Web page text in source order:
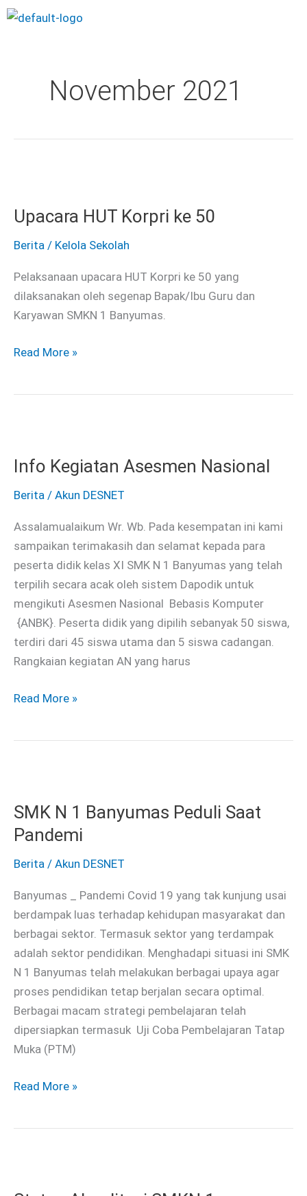
Skip
November 2021
Upacara HUT Korpri ke 50
Berita / Kelola Sekolah
Pelaksanaan upacara HUT Korpri ke 50 yang
dilaksanakan oleh segenap Bapak/Ibu Guru dan
Karyawan SMKN 1 Banyumas.
Korpri
Read More »
Info Kegiatan Asesmen Nasional
Berita / Akun DESNET
Assalamualaikum Wr. Wb. Pada kesempatan ini kami
sampaikan terimakasih dan selamat kepada para
peserta didik kelas XI SMK N 1 Banyumas yang telah
terpilih secara acak oleh sistem Dapodik untuk
mengikuti Asesmen Nasional Bebasis Komputer
{ANBK}. Peserta didik yang dipilih sebanyak 50 siswa,
terdiri dari 45 siswa utama dan 5 siswa cadangan.
Rangkaian kegiatan AN yang harus
Asesmen
Read More »
SMK N 1 Banyumas Peduli Saat
Pandemi
Berita / Akun DESNET
Banyumas _ Pandemi Covid 19 yang tak kunjung usai
berdampak luas terhadap kehidupan masyarakat dan
berbagai sektor. Termasuk sektor yang terdampak
adalah sektor pendidikan. Menghadapi situasi ini SMK
N 1 Banyumas telah melakukan berbagai upaya agar
proses pendidikan tetap berjalan secara optimal.
Berbagai macam strategi pembelajaran telah
dipersiapkan termasuk Uji Coba Pembelajaran Tatap
Muka (PTM)
1
Banyumas
Saat
Pandemi
Read More »